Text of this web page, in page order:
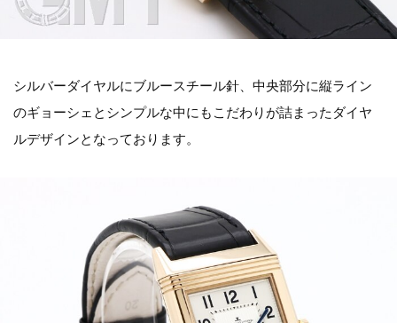
シルバーダイヤルにブルースチール針、中央部分に縦ライン
のギョーシェとシンプルな中にもこだわりが詰まったダイヤ
ルデザインとなっております。